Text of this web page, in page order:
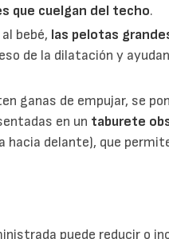
que cuelgan del techo.
bebé, las pelotas
de la dilatación y
ganas de empujar, se
en un taburete
hacia delante), que
puede reducir o